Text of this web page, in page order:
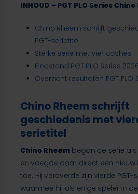
INHOUD – PGT PLO Series
Chino Rheem schrijft
PGT-serietitel
Sterke serie met vier cashes
Eindstand PGT PLO Series
Overzicht resultaten PGT PLO
Chino Rheem schrijft
geschiedenis met
serietitel
Chino Rheem begon de serie
en voegde daar direct een
toe. Hij veroverde zijn vierde PGT-
waarmee hij als enige speler in